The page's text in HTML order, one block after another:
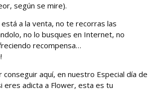
según se mire).
a la venta, no te recorras las
no lo busques en Internet, no
recompensa…
conseguir aquí, en nuestro Especial día de
eres adicta a Flower, esta es tu